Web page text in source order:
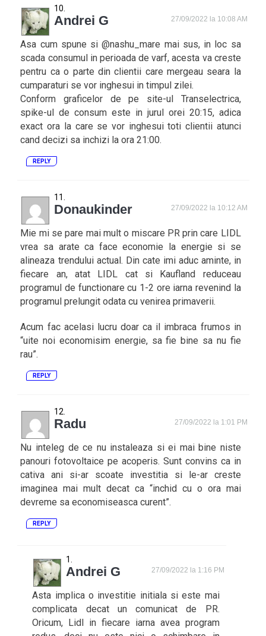
Andrei G 27/09/2022 la 10:08 AM
Asa cum spune si @nashu_mare mai sus, in loc sa
scada consumul in perioada de varf, acesta va creste
pentru ca o parte din clientii care mergeau seara la
cumparaturi se vor inghesui in timpul zilei.
Conform graficelor de pe site-ul Transelectrica,
spike-ul de consum este in jurul orei 20:15, adica
exact ora la care se vor inghesui toti clientii atunci
cand decizi sa inchizi la ora 21:00.
REPLY
Donaukinder 27/09/2022 la 10:12 AM
Mie mi se pare mai mult o miscare PR prin care LIDL
vrea sa arate ca face economie la energie si se
alineaza trendului actual. Din cate imi aduc aminte, in
fiecare an, atat LIDL cat si Kaufland reduceau
programul de functionare cu 1-2 ore iarna revenind la
programul prelungit odata cu venirea primaverii.
Acum fac acelasi lucru doar ca il imbraca frumos in
“uite noi economisim energie, sa fie bine sa nu fie
rau”.
REPLY
Radu 27/09/2022 la 1:01 PM
Nu inteleg de ce nu instaleaza si ei mai bine niste
panouri fotovoltaice pe acoperis. Sunt convins ca in
cativa ani si-ar scoate investitia si le-ar creste
imaginea mai mult decat ca “inchid cu o ora mai
devreme sa economiseasca curent”.
REPLY
Andrei G 27/09/2022 la 1:16 PM
Asta implica o investitie initiala si este mai
complicata decat un comunicat de PR.
Oricum, Lidl in fiecare iarna avea program